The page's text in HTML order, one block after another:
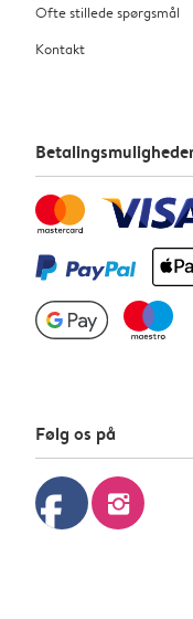
Ofte stillede spørgsmål
Kontakt
Følg os på
facebook instagram